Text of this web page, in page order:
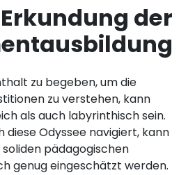
der
zu begeben, um die
zu verstehen, kann
als auch labyrinthisch sein.
diese Odyssee navigiert, kann
pädagogischen
genug eingeschätzt werden.